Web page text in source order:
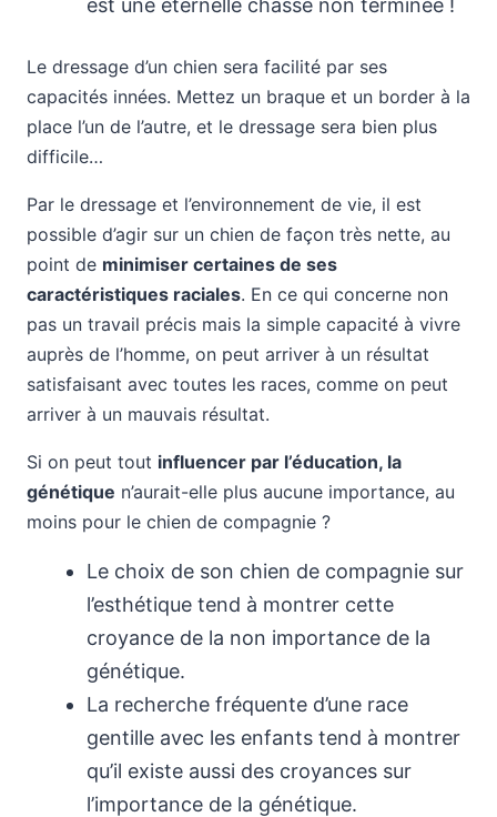
est une éternelle chasse non terminée !
Le dressage d’un chien sera facilité par ses
capacités innées. Mettez un braque et un border à la
place l’un de l’autre, et le dressage sera bien plus
difficile…
Par le dressage et l’environnement de vie, il est
possible d’agir sur un chien de façon très nette, au
point de minimiser certaines de ses
caractéristiques raciales. En ce qui concerne non
pas un travail précis mais la simple capacité à vivre
auprès de l’homme, on peut arriver à un résultat
satisfaisant avec toutes les races, comme on peut
arriver à un mauvais résultat.
Si on peut tout influencer par l’éducation, la
génétique n’aurait-elle plus aucune importance, au
moins pour le chien de compagnie ?
Le choix de son chien de compagnie sur
l’esthétique tend à montrer cette
croyance de la non importance de la
génétique.
La recherche fréquente d’une race
gentille avec les enfants tend à montrer
qu’il existe aussi des croyances sur
l’importance de la génétique.